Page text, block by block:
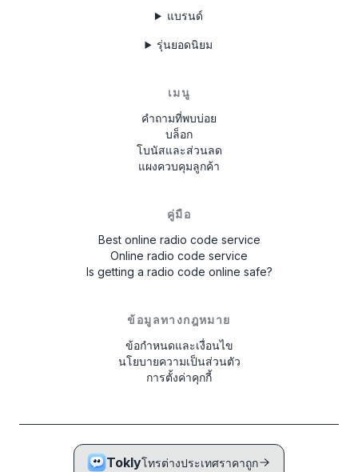
กดและกดค้างที่ครึ่งบนของปุ่ม SEEK/SKIP และ
CH/DISC จากนั้นกดและปล่อยปุ่ม PWR/VOL
และ L กับ 4 ตัวเลขสุดท้ายของหมายเลขซีเรียล
(เช่น L0055)
จด 8 ตัวเลขโดยไม่รวมตัวอักษร U และ L - นี่คือ
ใส่ในแบบฟอร์มด้านบน
หากไม่สามารถอ่านหมายเลขซีเรียลจากหน้าจอ
วิทยุได้ จำเป็นต้องถอดออกและอ่านรหัสจากป้าย
10014744, U1001 L4744, GEB29013851,
954LR052, FBPE066260EW, BJ001841,
BP5022S0692058.
แบรนด์
รุ่นยอดนิยม
เมนู
คำถามที่พบบ่อย
บล็อก
โบนัสและส่วนลด
แผงควบคุมลูกค้า
คู่มือ
Best online radio code service
Online radio code service
Is getting a radio code online safe?
ข้อมูลทางกฎหมาย
ข้อกำหนดและเงื่อนไข
นโยบายความเป็นส่วนตัว
การตั้งค่าคุกกี้
Toklyโทรต่างประเทศราคาถูก